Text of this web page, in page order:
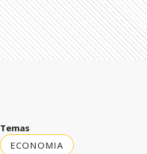
Temas
ECONOMIA